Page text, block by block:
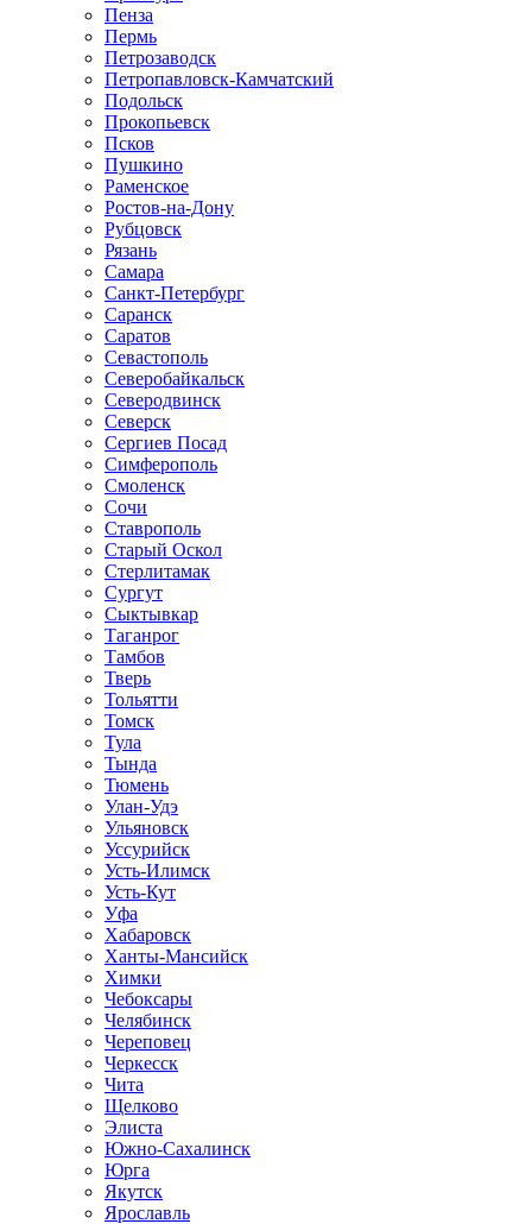
Пенза
Пермь
Петрозаводск
Петропавловск-Камчатский
Подольск
Прокопьевск
Псков
Пушкино
Раменское
Ростов-на-Дону
Рубцовск
Рязань
Самара
Санкт-Петербург
Саранск
Саратов
Севастополь
Северобайкальск
Северодвинск
Северск
Сергиев Посад
Симферополь
Смоленск
Сочи
Ставрополь
Старый Оскол
Стерлитамак
Сургут
Сыктывкар
Таганрог
Тамбов
Тверь
Тольятти
Томск
Тула
Тында
Тюмень
Улан-Удэ
Ульяновск
Уссурийск
Усть-Илимск
Усть-Кут
Уфа
Хабаровск
Ханты-Мансийск
Химки
Чебоксары
Челябинск
Череповец
Черкесск
Чита
Щелково
Элиста
Южно-Сахалинск
Юрга
Якутск
Ярославль